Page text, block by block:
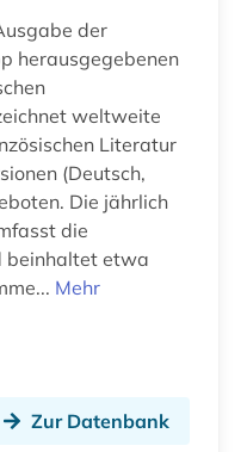
der
herausgegebenen
weltweite
Literatur
(Deutsch,
Die jährlich
die
beinhaltet etwa
Mehr
Zur Datenbank